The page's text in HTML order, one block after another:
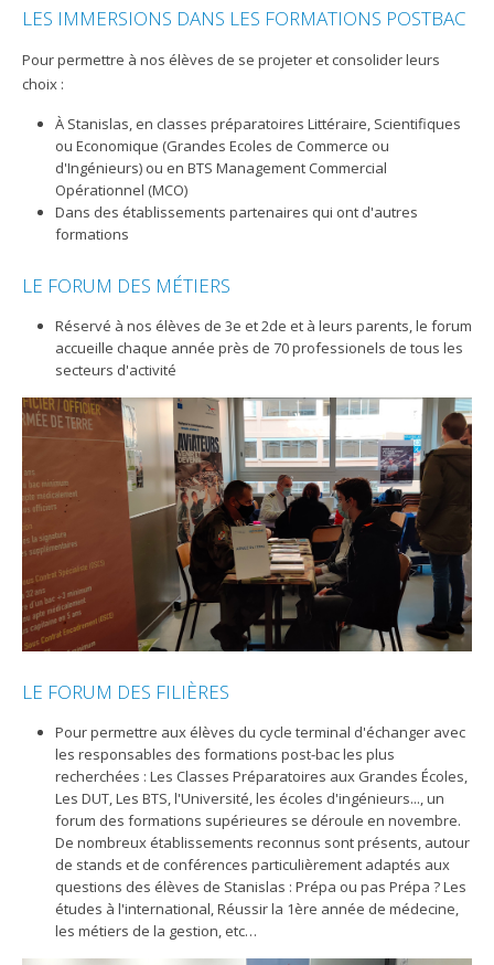
LES IMMERSIONS DANS LES FORMATIONS POSTBAC
Pour permettre à nos élèves de se projeter et consolider leurs
choix :
À Stanislas, en classes préparatoires Littéraire, Scientifiques
ou Economique (Grandes Ecoles de Commerce ou
d'Ingénieurs) ou en BTS Management Commercial
Opérationnel (MCO)
Dans des établissements partenaires qui ont d'autres
formations
LE FORUM DES MÉTIERS
Réservé à nos élèves de 3e et 2de et à leurs parents, le forum
accueille chaque année près de 70 professionels de tous les
secteurs d'activité
LE FORUM DES FILIÈRES
Pour permettre aux élèves du cycle terminal d'échanger avec
les responsables des formations post-bac les plus
recherchées : Les Classes Préparatoires aux Grandes Écoles,
Les DUT, Les BTS, l'Université, les écoles d'ingénieurs..., un
forum des formations supérieures se déroule en novembre.
De nombreux établissements reconnus sont présents, autour
de stands et de conférences particulièrement adaptés aux
questions des élèves de Stanislas : Prépa ou pas Prépa ? Les
études à l'international, Réussir la 1ère année de médecine,
les métiers de la gestion, etc…